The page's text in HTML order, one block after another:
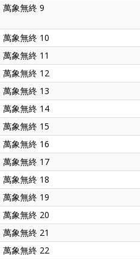
萬象無終 9
萬象無終 10
萬象無終 11
萬象無終 12
萬象無終 13
萬象無終 14
萬象無終 15
萬象無終 16
萬象無終 17
萬象無終 18
萬象無終 19
萬象無終 20
萬象無終 21
萬象無終 22